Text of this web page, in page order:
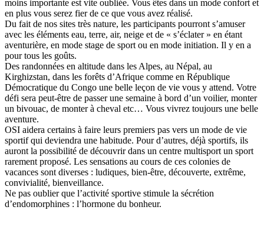
moins importante est vite oubliée. Vous êtes dans un mode confort et
en plus vous serez fier de ce que vous avez réalisé.
Du fait de nos sites très nature, les participants pourront s’amuser
avec les éléments eau, terre, air, neige et de « s’éclater » en étant
aventurière, en mode stage de sport ou en mode initiation. Il y en a
pour tous les goûts.
Des randonnées en altitude dans les Alpes, au Népal, au
Kirghizstan, dans les forêts d’Afrique comme en République
Démocratique du Congo une belle leçon de vie vous y attend. Votre
défi sera peut-être de passer une semaine à bord d’un voilier, monter
un bivouac, de monter à cheval etc… Vous vivrez toujours une belle
aventure.
OSI aidera certains à faire leurs premiers pas vers un mode de vie
sportif qui deviendra une habitude. Pour d’autres, déjà sportifs, ils
auront la possibilité de découvrir dans un centre multisport un sport
rarement proposé. Les sensations au cours de ces colonies de
vacances sont diverses : ludiques, bien-être, découverte, extrême,
convivialité, bienveillance.
Ne pas oublier que l’activité sportive stimule la sécrétion
d’endomorphines : l’hormone du bonheur.